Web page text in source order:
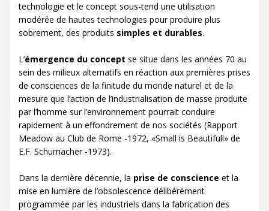
technologie et le concept sous-tend une utilisation
modérée de hautes technologies pour produire plus
sobrement, des produits simples et durables.
L’émergence du concept se situe dans les années 70 au
sein des milieux alternatifs en réaction aux premières prises
de consciences de la finitude du monde naturel et de la
mesure que l’action de l’industrialisation de masse produite
par l’homme sur l’environnement pourrait conduire
rapidement à un effondrement de nos sociétés (Rapport
Meadow au Club de Rome -1972, «Small is Beautifull» de
E.F. Schumacher -1973).
Dans la dernière décennie, la prise de conscience et la
mise en lumière de l’obsolescence délibérément
programmée par les industriels dans la fabrication des